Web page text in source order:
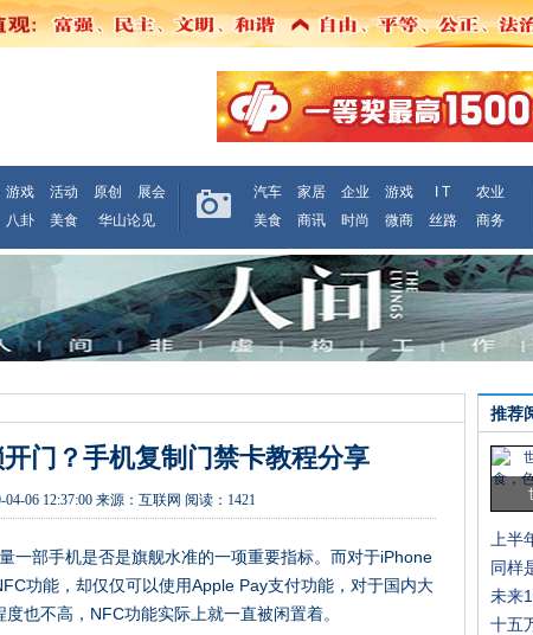
游戏 活动 原创
展会
八卦 美食 华山论见
汽车 家居 企业 游戏 I T
农业
美食
商讯 时尚 微商 丝路 商务
门？手机复制门禁卡教程分享
04-06 12:37:00来源： 互联网 阅读：1421
一部手机是否是旗舰水准的一项重要指标。而对于iPhone
功能，却仅仅可以使用Apple Pay支付功能，对于国内大
也不高，NFC功能实际上就一直被闲置着。
推荐
上
同样
未来
十五